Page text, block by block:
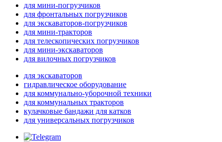
для мини-погрузчиков
для фронтальных погрузчиков
для экскаваторов-погрузчиков
для мини-тракторов
для телескопических погрузчиков
для мини-экскаваторов
для вилочных погрузчиков
для экскаваторов
гидравлическое оборудование
для коммунально-уборочной техники
для коммунальных тракторов
кулачковые бандажи для катков
для универсальных погрузчиков